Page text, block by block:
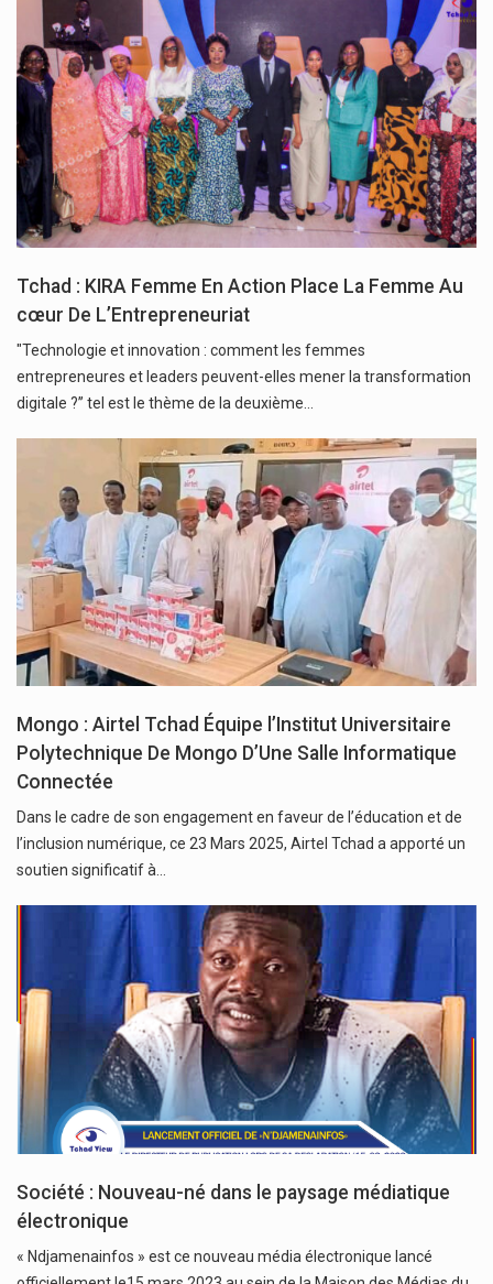
Tchad : KIRA Femme En Action Place La Femme Au
cœur De L’Entrepreneuriat
"Technologie et innovation : comment les femmes
entrepreneures et leaders peuvent-elles mener la transformation
digitale ?’’ tel est le thème de la deuxième…
Mongo : Airtel Tchad Équipe l’Institut Universitaire
Polytechnique De Mongo D’Une Salle Informatique
Connectée
Dans le cadre de son engagement en faveur de l’éducation et de
l’inclusion numérique, ce 23 Mars 2025, Airtel Tchad a apporté un
soutien significatif à…
Société : Nouveau-né dans le paysage médiatique
électronique
« Ndjamenainfos » est ce nouveau média électronique lancé